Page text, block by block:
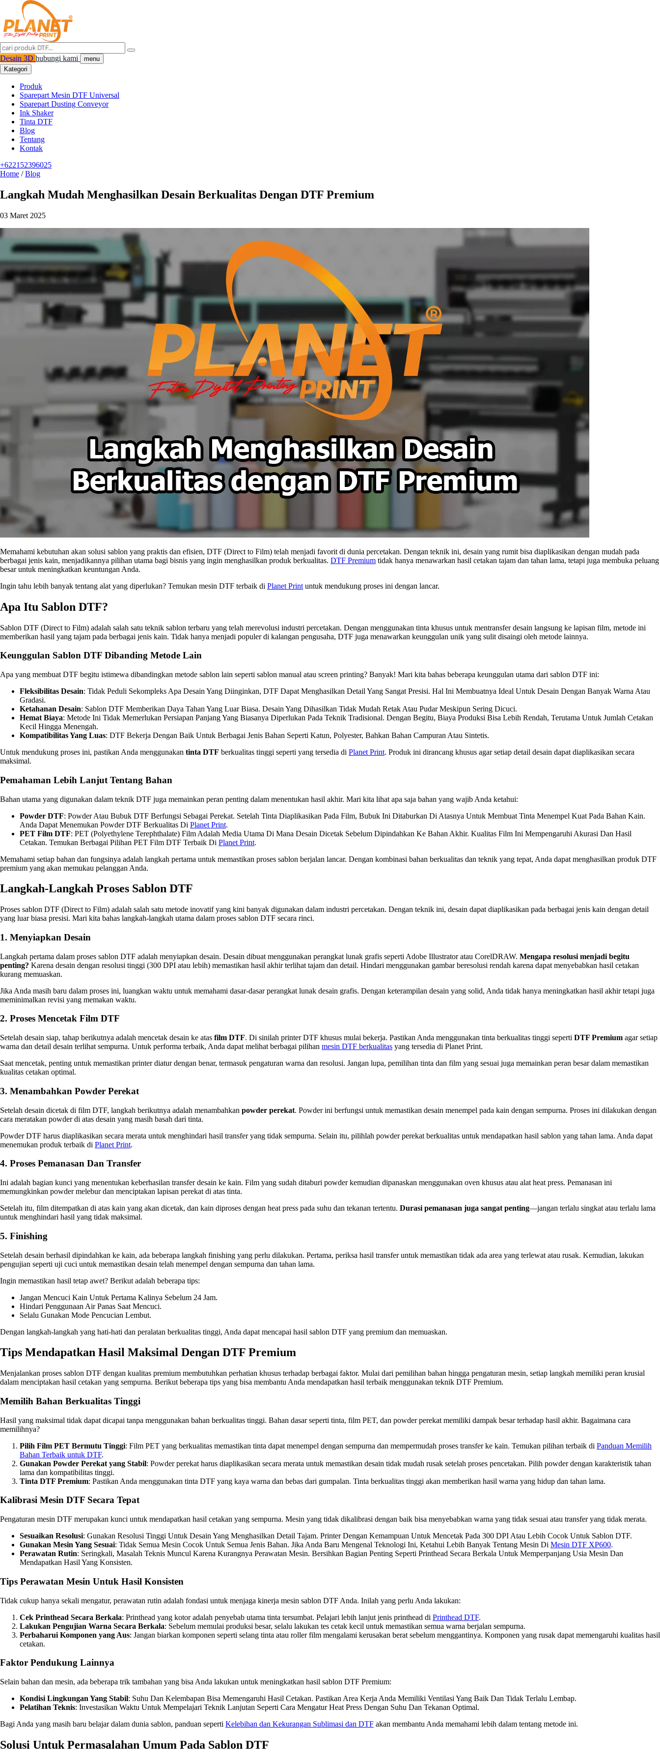
Desain 3D hubungi kami
menu
Kategori
Produk
Sparepart Mesin DTF Universal
Sparepart Dusting Conveyor
Ink Shaker
Tinta DTF
Blog
Tentang
Kontak
+622152396025
Home /Blog
Langkah Mudah Menghasilkan Desain Berkualitas Dengan DTF Premium
03 Maret 2025
Memahami kebutuhan akan solusi sablon yang praktis dan efisien, DTF (Direct to Film) telah menjadi favorit di dunia percetakan. Dengan teknik ini, desain yang rumit bisa diaplikasikan dengan mudah pada
berbagai jenis kain, menjadikannya pilihan utama bagi bisnis yang ingin menghasilkan produk berkualitas. DTF Premium tidak hanya menawarkan hasil cetakan tajam dan tahan lama, tetapi juga membuka peluang
besar untuk meningkatkan keuntungan Anda.
Ingin tahu lebih banyak tentang alat yang diperlukan? Temukan mesin DTF terbaik di Planet Print untuk mendukung proses ini dengan lancar.
Apa Itu Sablon DTF?
Sablon DTF (Direct to Film) adalah salah satu teknik sablon terbaru yang telah merevolusi industri percetakan. Dengan menggunakan tinta khusus untuk mentransfer desain langsung ke lapisan film, metode ini
memberikan hasil yang tajam pada berbagai jenis kain. Tidak hanya menjadi populer di kalangan pengusaha, DTF juga menawarkan keunggulan unik yang sulit disaingi oleh metode lainnya.
Keunggulan Sablon DTF Dibanding Metode Lain
Apa yang membuat DTF begitu istimewa dibandingkan metode sablon lain seperti sablon manual atau screen printing? Banyak! Mari kita bahas beberapa keunggulan utama dari sablon DTF ini:
Fleksibilitas Desain: Tidak Peduli Sekompleks Apa Desain Yang Diinginkan, DTF Dapat Menghasilkan Detail Yang Sangat Presisi. Hal Ini Membuatnya Ideal Untuk Desain Dengan Banyak Warna Atau
Gradasi.
Ketahanan Desain: Sablon DTF Memberikan Daya Tahan Yang Luar Biasa. Desain Yang Dihasilkan Tidak Mudah Retak Atau Pudar Meskipun Sering Dicuci.
Hemat Biaya: Metode Ini Tidak Memerlukan Persiapan Panjang Yang Biasanya Diperlukan Pada Teknik Tradisional. Dengan Begitu, Biaya Produksi Bisa Lebih Rendah, Terutama Untuk Jumlah Cetakan
Kecil Hingga Menengah.
Kompatibilitas Yang Luas: DTF Bekerja Dengan Baik Untuk Berbagai Jenis Bahan Seperti Katun, Polyester, Bahkan Bahan Campuran Atau Sintetis.
Untuk mendukung proses ini, pastikan Anda menggunakan tinta DTF berkualitas tinggi seperti yang tersedia di Planet Print. Produk ini dirancang khusus agar setiap detail desain dapat diaplikasikan secara
maksimal.
Pemahaman Lebih Lanjut Tentang Bahan
Bahan utama yang digunakan dalam teknik DTF juga memainkan peran penting dalam menentukan hasil akhir. Mari kita lihat apa saja bahan yang wajib Anda ketahui:
Powder DTF: Powder Atau Bubuk DTF Berfungsi Sebagai Perekat. Setelah Tinta Diaplikasikan Pada Film, Bubuk Ini Ditaburkan Di Atasnya Untuk Membuat Tinta Menempel Kuat Pada Bahan Kain.
Anda Dapat Menemukan Powder DTF Berkualitas Di Planet Print.
PET Film DTF: PET (Polyethylene Terephthalate) Film Adalah Media Utama Di Mana Desain Dicetak Sebelum Dipindahkan Ke Bahan Akhir. Kualitas Film Ini Mempengaruhi Akurasi Dan Hasil
Cetakan. Temukan Berbagai Pilihan PET Film DTF Terbaik Di Planet Print.
Memahami setiap bahan dan fungsinya adalah langkah pertama untuk memastikan proses sablon berjalan lancar. Dengan kombinasi bahan berkualitas dan teknik yang tepat, Anda dapat menghasilkan produk DTF
premium yang akan memukau pelanggan Anda.
Langkah-Langkah Proses Sablon DTF
Proses sablon DTF (Direct to Film) adalah salah satu metode inovatif yang kini banyak digunakan dalam industri percetakan. Dengan teknik ini, desain dapat diaplikasikan pada berbagai jenis kain dengan detail
yang luar biasa presisi. Mari kita bahas langkah-langkah utama dalam proses sablon DTF secara rinci.
1. Menyiapkan Desain
Langkah pertama dalam proses sablon DTF adalah menyiapkan desain. Desain dibuat menggunakan perangkat lunak grafis seperti Adobe Illustrator atau CorelDRAW. Mengapa resolusi menjadi begitu
penting? Karena desain dengan resolusi tinggi (300 DPI atau lebih) memastikan hasil akhir terlihat tajam dan detail. Hindari menggunakan gambar beresolusi rendah karena dapat menyebabkan hasil cetakan
kurang memuaskan.
Jika Anda masih baru dalam proses ini, luangkan waktu untuk memahami dasar-dasar perangkat lunak desain grafis. Dengan keterampilan desain yang solid, Anda tidak hanya meningkatkan hasil akhir tetapi juga
meminimalkan revisi yang memakan waktu.
2. Proses Mencetak Film DTF
Setelah desain siap, tahap berikutnya adalah mencetak desain ke atas film DTF. Di sinilah printer DTF khusus mulai bekerja. Pastikan Anda menggunakan tinta berkualitas tinggi seperti DTF Premium agar setiap
warna dan detail desain terlihat sempurna. Untuk performa terbaik, Anda dapat melihat berbagai pilihan mesin DTF berkualitas yang tersedia di Planet Print.
Saat mencetak, penting untuk memastikan printer diatur dengan benar, termasuk pengaturan warna dan resolusi. Jangan lupa, pemilihan tinta dan film yang sesuai juga memainkan peran besar dalam memastikan
kualitas cetakan optimal.
3. Menambahkan Powder Perekat
Setelah desain dicetak di film DTF, langkah berikutnya adalah menambahkan powder perekat. Powder ini berfungsi untuk memastikan desain menempel pada kain dengan sempurna. Proses ini dilakukan dengan
cara meratakan powder di atas desain yang masih basah dari tinta.
Powder DTF harus diaplikasikan secara merata untuk menghindari hasil transfer yang tidak sempurna. Selain itu, pilihlah powder perekat berkualitas untuk mendapatkan hasil sablon yang tahan lama. Anda dapat
menemukan produk terbaik di Planet Print.
4. Proses Pemanasan Dan Transfer
Ini adalah bagian kunci yang menentukan keberhasilan transfer desain ke kain. Film yang sudah ditaburi powder kemudian dipanaskan menggunakan oven khusus atau alat heat press. Pemanasan ini
memungkinkan powder melebur dan menciptakan lapisan perekat di atas tinta.
Setelah itu, film ditempatkan di atas kain yang akan dicetak, dan kain diproses dengan heat press pada suhu dan tekanan tertentu. Durasi pemanasan juga sangat penting—jangan terlalu singkat atau terlalu lama
untuk menghindari hasil yang tidak maksimal.
5. Finishing
Setelah desain berhasil dipindahkan ke kain, ada beberapa langkah finishing yang perlu dilakukan. Pertama, periksa hasil transfer untuk memastikan tidak ada area yang terlewat atau rusak. Kemudian, lakukan
pengujian seperti uji cuci untuk memastikan desain telah menempel dengan sempurna dan tahan lama.
Ingin memastikan hasil tetap awet? Berikut adalah beberapa tips:
Jangan Mencuci Kain Untuk Pertama Kalinya Sebelum 24 Jam.
Hindari Penggunaan Air Panas Saat Mencuci.
Selalu Gunakan Mode Pencucian Lembut.
Dengan langkah-langkah yang hati-hati dan peralatan berkualitas tinggi, Anda dapat mencapai hasil sablon DTF yang premium dan memuaskan.
Tips Mendapatkan Hasil Maksimal Dengan DTF Premium
Menjalankan proses sablon DTF dengan kualitas premium membutuhkan perhatian khusus terhadap berbagai faktor. Mulai dari pemilihan bahan hingga pengaturan mesin, setiap langkah memiliki peran krusial
dalam menciptakan hasil cetakan yang sempurna. Berikut beberapa tips yang bisa membantu Anda mendapatkan hasil terbaik menggunakan teknik DTF Premium.
Memilih Bahan Berkualitas Tinggi
Hasil yang maksimal tidak dapat dicapai tanpa menggunakan bahan berkualitas tinggi. Bahan dasar seperti tinta, film PET, dan powder perekat memiliki dampak besar terhadap hasil akhir. Bagaimana cara
memilihnya?
Pilih Film PET Bermutu Tinggi: Film PET yang berkualitas memastikan tinta dapat menempel dengan sempurna dan mempermudah proses transfer ke kain. Temukan pilihan terbaik di Panduan Memilih
Bahan Terbaik untuk DTF.
Gunakan Powder Perekat yang Stabil: Powder perekat harus diaplikasikan secara merata untuk memastikan desain tidak mudah rusak setelah proses pencetakan. Pilih powder dengan karakteristik tahan
lama dan kompatibilitas tinggi.
Tinta DTF Premium: Pastikan Anda menggunakan tinta DTF yang kaya warna dan bebas dari gumpalan. Tinta berkualitas tinggi akan memberikan hasil warna yang hidup dan tahan lama.
Kalibrasi Mesin DTF Secara Tepat
Pengaturan mesin DTF merupakan kunci untuk mendapatkan hasil cetakan yang sempurna. Mesin yang tidak dikalibrasi dengan baik bisa menyebabkan warna yang tidak sesuai atau transfer yang tidak merata.
Sesuaikan Resolusi: Gunakan Resolusi Tinggi Untuk Desain Yang Menghasilkan Detail Tajam. Printer Dengan Kemampuan Untuk Mencetak Pada 300 DPI Atau Lebih Cocok Untuk Sablon DTF.
Gunakan Mesin Yang Sesuai: Tidak Semua Mesin Cocok Untuk Semua Jenis Bahan. Jika Anda Baru Mengenal Teknologi Ini, Ketahui Lebih Banyak Tentang Mesin Di Mesin DTF XP600.
Perawatan Rutin: Seringkali, Masalah Teknis Muncul Karena Kurangnya Perawatan Mesin. Bersihkan Bagian Penting Seperti Printhead Secara Berkala Untuk Memperpanjang Usia Mesin Dan
Mendapatkan Hasil Yang Konsisten.
Tips Perawatan Mesin Untuk Hasil Konsisten
Tidak cukup hanya sekali mengatur, perawatan rutin adalah fondasi untuk menjaga kinerja mesin sablon DTF Anda. Inilah yang perlu Anda lakukan:
Cek Printhead Secara Berkala: Printhead yang kotor adalah penyebab utama tinta tersumbat. Pelajari lebih lanjut jenis printhead di Printhead DTF.
Lakukan Pengujian Warna Secara Berkala: Sebelum memulai produksi besar, selalu lakukan tes cetak kecil untuk memastikan semua warna berjalan sempurna.
Perbaharui Komponen yang Aus: Jangan biarkan komponen seperti selang tinta atau roller film mengalami kerusakan berat sebelum menggantinya. Komponen yang rusak dapat memengaruhi kualitas hasil
cetakan.
Faktor Pendukung Lainnya
Selain bahan dan mesin, ada beberapa trik tambahan yang bisa Anda lakukan untuk meningkatkan hasil sablon DTF Premium:
Kondisi Lingkungan Yang Stabil: Suhu Dan Kelembapan Bisa Memengaruhi Hasil Cetakan. Pastikan Area Kerja Anda Memiliki Ventilasi Yang Baik Dan Tidak Terlalu Lembap.
Pelatihan Teknis: Investasikan Waktu Untuk Mempelajari Teknik Lanjutan Seperti Cara Mengatur Heat Press Dengan Suhu Dan Tekanan Optimal.
Bagi Anda yang masih baru belajar dalam dunia sablon, panduan seperti Kelebihan dan Kekurangan Sublimasi dan DTF akan membantu Anda memahami lebih dalam tentang metode ini.
Solusi Untuk Permasalahan Umum Pada Sablon DTF